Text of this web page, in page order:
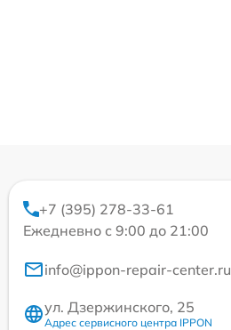
+7 (395) 278-33-61
Ежедневно с 9:00 до 21:00
info@ippon-repair-center.ru
ул. Дзержинского, 25
Адрес сервисного центра IPPON